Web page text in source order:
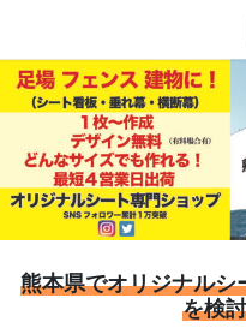
テ
ン
ツ
キ
ッ
プ
ゲ
ー
シ
に
移
動
熊本県でオリジナルシ
を検